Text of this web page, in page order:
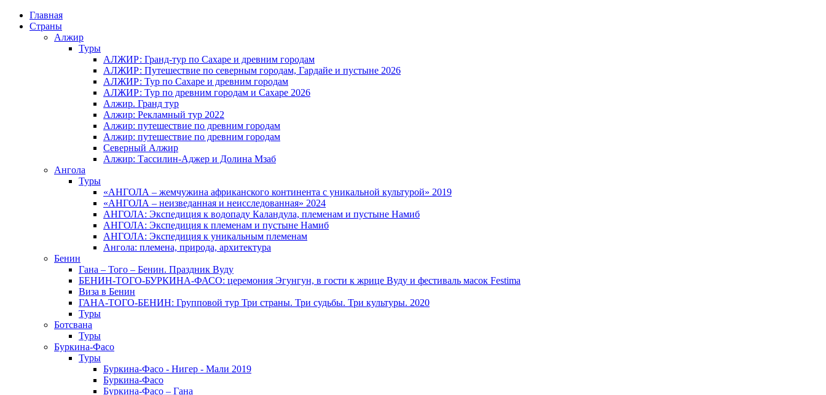
Главная
Страны
Алжир
Туры
АЛЖИР: Гранд-тур по Сахаре и древним городам
АЛЖИР: Путешествие по северным городам, Гардайе и пустыне 2026
АЛЖИР: Тур по Сахаре и древним городам
АЛЖИР: Тур по древним городам и Сахаре 2026
Алжир. Гранд тур
Алжир: Рекламный тур 2022
Алжир: путешествие по древним городам
Алжир: путешествие по древним городам
Северный Алжир
Алжир: Тассилин-Аджер и Долина Мзаб
Ангола
Туры
«АНГОЛА – жемчужина африканского континента с уникальной культурой» 2019
«АНГОЛА – неизведанная и неисследованная» 2024
АНГОЛА: Экспедиция к водопаду Каландула, племенам и пустыне Намиб
АНГОЛА: Экспедиция к племенам и пустыне Намиб
АНГОЛА: Экспедиция к уникальным племенам
Ангола: племена, природа, архитектура
Бенин
Гана – Того – Бенин. Праздник Вуду
БЕНИН-ТОГО-БУРКИНА-ФАСО: церемония Эгунгун, в гости к жрице Вуду и фестиваль масок Festima
Виза в Бенин
ГАНА-ТОГО-БЕНИН: Групповой тур Три страны. Три судьбы. Три культуры. 2020
Туры
Ботсвана
Туры
Буркина-Фасо
Туры
Буркина-Фасо - Нигер - Мали 2019
Буркина-Фасо
Буркина-Фасо – Гана